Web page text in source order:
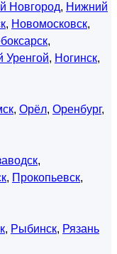
Новгород, Нижний
, Новомосковск,
,
Уренгой, Ногинск,
, Орёл, Оренбург,
,
, Прокопьевск,
, Рыбинск, Рязань